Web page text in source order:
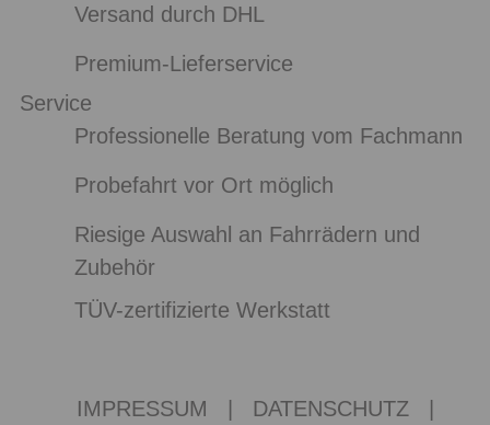
Versand durch DHL
Premium-Lieferservice
Service
Professionelle Beratung vom Fachmann
Probefahrt vor Ort möglich
Riesige Auswahl an Fahrrädern und
Zubehör
TÜV-zertifizierte Werkstatt
IMPRESSUM DATENSCHUTZ